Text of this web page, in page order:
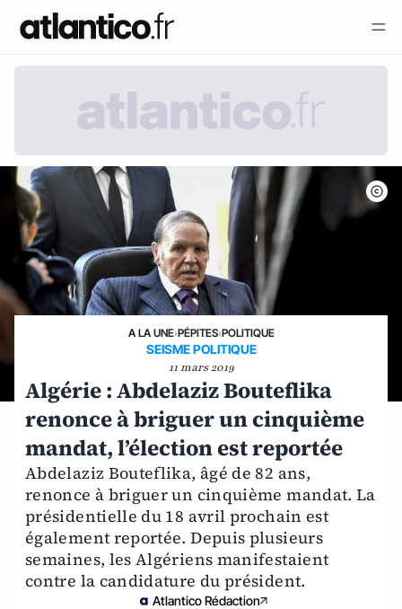
A LA UNE›PÉPITES›POLITIQUE
SEISME POLITIQUE
11 mars 2019
Algérie : Abdelaziz Bouteflika
renonce à briguer un cinquième
mandat, l’élection est reportée
Abdelaziz Bouteflika, âgé de 82 ans,
renonce à briguer un cinquième mandat. La
présidentielle du 18 avril prochain est
également reportée. Depuis plusieurs
semaines, les Algériens manifestaient
contre la candidature du président.
Atlantico Rédaction